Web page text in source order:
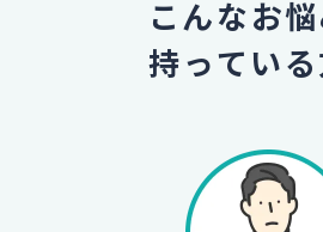
こんなお
持ってい